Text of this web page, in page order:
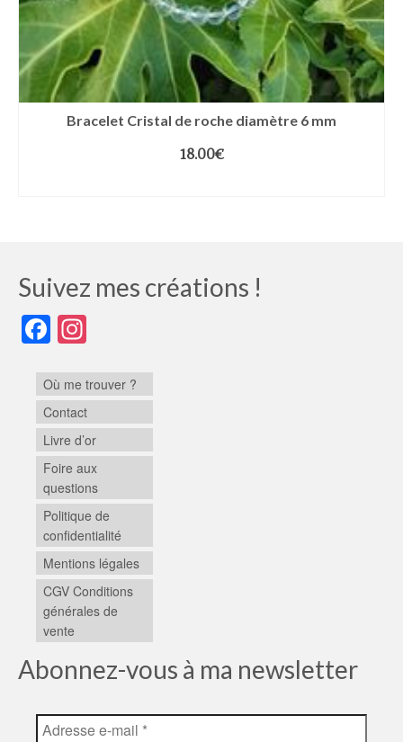
Bracelet Cristal de roche diamètre 6 mm
18.00€
Suivez mes créations !
Facebook
Où me trouver ?
Contact
Livre d’or
Foire aux
questions
Politique de
confidentialité
Mentions légales
CGV Conditions
générales de
vente
Abonnez-vous à ma newsletter